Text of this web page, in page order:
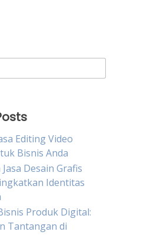
Editing Video
Bisnis Anda
Desain Grafis
Identitas
Produk Digital:
Tantangan di